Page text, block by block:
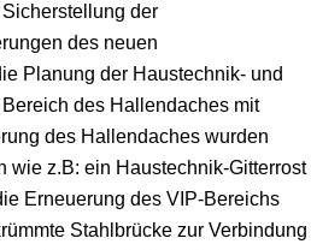
der
des neuen
Planung der Haustechnik- und
des Hallendaches mit
des Hallendaches wurden
wie z.B: ein Haustechnik-Gitterrost
Erneuerung des VIP-Bereichs
Stahlbrücke zur Verbindung